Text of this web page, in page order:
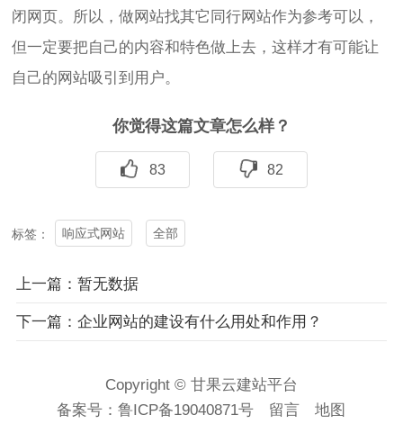
闭网页。所以，做网站找其它同行网站作为参考可以，
但一定要把自己的内容和特色做上去，这样才有可能让
自己的网站吸引到用户。
你觉得这篇文章怎么样？
83 82
标签： 响应式网站 全部
上一篇：暂无数据
下一篇：企业网站的建设有什么用处和作用？
Copyright © 甘果云建站平台
备案号：鲁ICP备19040871号 留言地图